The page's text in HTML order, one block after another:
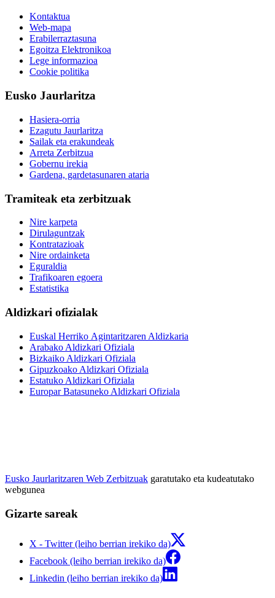
Kontaktua
Web-mapa
Erabilerraztasuna
Egoitza Elektronikoa
Lege informazioa
Cookie politika
Eusko Jaurlaritza
Hasiera-orria
Ezagutu Jaurlaritza
Sailak eta erakundeak
Arreta Zerbitzua
Gobernu irekia
Gardena, gardetasunaren ataria
Tramiteak eta zerbitzuak
Nire karpeta
Dirulaguntzak
Kontratazioak
Nire ordainketa
Eguraldia
Trafikoaren egoera
Estatistika
Aldizkari ofizialak
Euskal Herriko Agintaritzaren Aldizkaria
Arabako Aldizkari Ofiziala
Bizkaiko Aldizkari Ofiziala
Gipuzkoako Aldizkari Ofiziala
Estatuko Aldizkari Ofiziala
Europar Batasuneko Aldizkari Ofiziala
Eusko Jaurlaritzaren Web Zerbitzuak garatutako eta kudeatutako
webgunea
Gizarte sareak
X - Twitter (leiho berrian irekiko da)
Facebook (leiho berrian irekiko da)
Linkedin (leiho berrian irekiko da)